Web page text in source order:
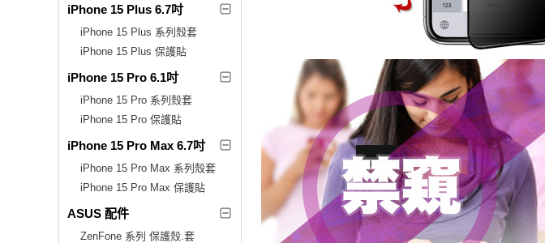
iPhone 15 Plus 6.7吋
iPhone 15 Plus 系列殼套
iPhone 15 Plus 保護貼
iPhone 15 Pro 6.1吋
iPhone 15 Pro 系列殼套
iPhone 15 Pro 保護貼
iPhone 15 Pro Max 6.7吋
iPhone 15 Pro Max 系列殼套
iPhone 15 Pro Max 保護貼
ASUS 配件
ZenFone 系列 保護殼.套